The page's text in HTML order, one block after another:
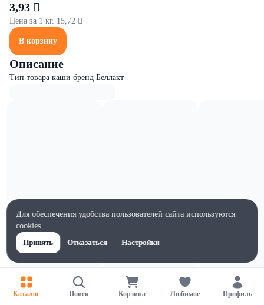
3,93 
Цена за 1 кг. 15,72 
В корзину
Описание
Тип товара каши бренд Беллакт
Характеристики
Ширина, мм
Каталог Поиск Корзина Любимое Профиль
Для обеспечения удобства пользователей сайта используются
cookies
Принять
Отказаться Настройки